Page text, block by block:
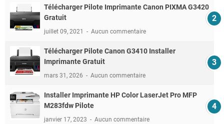
Télécharger Pilote Imprimante Canon PIXMA G3420
Gratuit
juillet 09, 2021 Aucun commentaire
Télécharger Pilote Canon G3410 Installer
Imprimante Gratuit
mars 31, 2026 Aucun commentaire
Installer Imprimante HP Color LaserJet Pro MFP
M283fdw Pilote
janvier 17, 2023 Aucun commentaire